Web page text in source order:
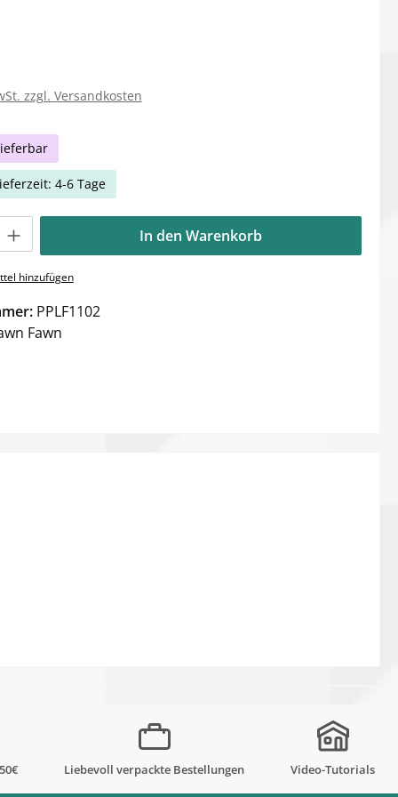
zzgl. Versandkosten
4-6 Tage
In den Warenkorb
hinzufügen
PPLF1102
Fawn
Liebevoll verpackte Bestellungen Video-Tutorials